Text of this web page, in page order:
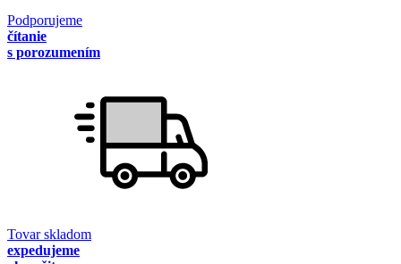
Podporujeme
čítanie
s porozumením
Tovar skladom
expedujeme